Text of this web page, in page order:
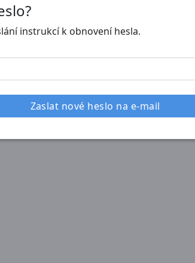
instrukcí k obnovení hesla.
Zaslat nové heslo na e-mail